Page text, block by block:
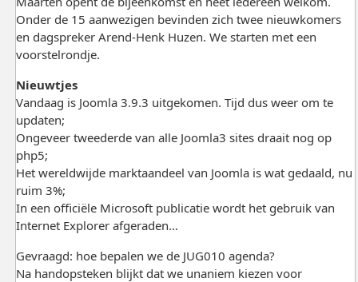
Onder de 15 aanwezigen bevinden zich twee nieuwkomers
en dagspreker Arend-Henk Huzen. We starten met een
voorstelrondje.
Nieuwtjes
Vandaag is Joomla 3.9.3 uitgekomen. Tijd dus weer om te
updaten;
Ongeveer tweederde van alle Joomla3 sites draait nog op
php5;
Het wereldwijde marktaandeel van Joomla is wat gedaald, nu
ruim 3%;
In een officiële Microsoft publicatie wordt het gebruik van
Internet Explorer afgeraden…
Gevraagd: hoe bepalen we de JUG010 agenda?
Na handopsteken blijkt dat we unaniem kiezen voor